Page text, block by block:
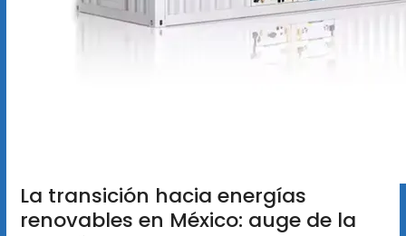
La transición hacia energías
renovables en México: auge de la